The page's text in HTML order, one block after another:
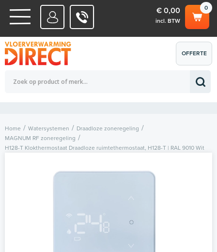
WATERSYSTEMEN
ELEKTRISCHE SYSTEMEN
0
€ 0,00
incl. BTW
Totaalbedrag (incl. BTW) € 0,00
OFFERTE
AANVRAGEN
Home Watersystemen
Draadloze zoneregeling
MAGNUM RF zoneregeling
H128-T Klokthermostaat Draadloze ruimtethermostaat, H128-T | RAL 9010 Wit